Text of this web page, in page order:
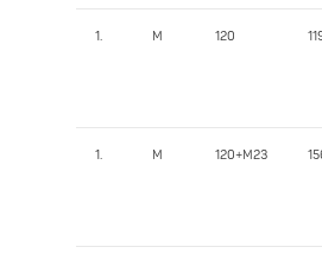
1. M 120
1. M 120+M23